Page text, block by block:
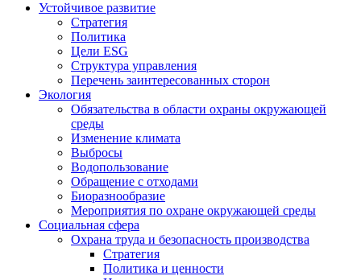
Устойчивое развитие
Стратегия
Политика
Цели ESG
Структура управления
Перечень заинтересованных сторон
Экология
Обязательства в области охраны окружающей
среды
Изменение климата
Выбросы
Водопользование
Обращение с отходами
Биоразнообразие
Мероприятия по охране окружающей среды
Социальная сфера
Охрана труда и безопасность производства
Стратегия
Политика и ценности